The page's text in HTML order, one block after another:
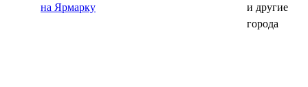
на Ярмарку
и другие
города